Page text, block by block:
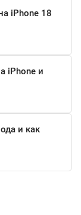
iPhone 18
iPhone и
и как